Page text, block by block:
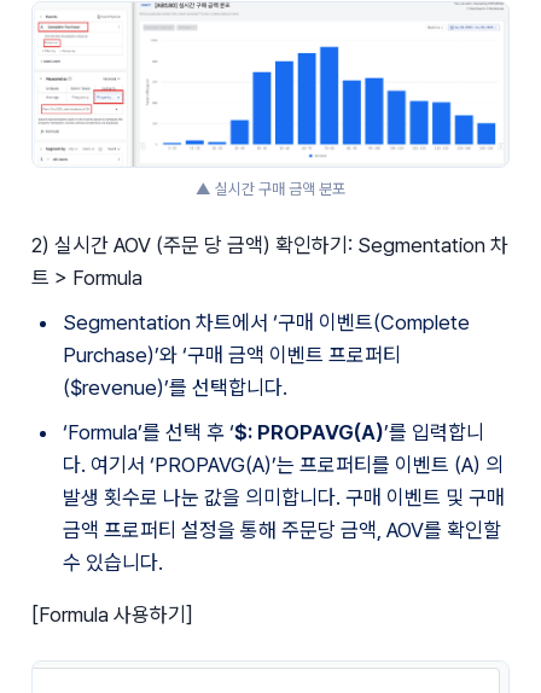
▲ 실시간 구매 금액 분포
2) 실시간 AOV (주문 당 금액) 확인하기: Segmentation 차
트 > Formula
Segmentation 차트에서 ‘구매 이벤트(Complete
Purchase)’와 ‘구매 금액 이벤트 프로퍼티
($revenue)’를 선택합니다.
‘Formula’를 선택 후 ‘$: PROPAVG(A)’를 입력합니
다. 여기서 ‘PROPAVG(A)’는 프로퍼티를 이벤트 (A) 의
발생 횟수로 나눈 값을 의미합니다. 구매 이벤트 및 구매
금액 프로퍼티 설정을 통해 주문당 금액, AOV를 확인할
수 있습니다.
[Formula 사용하기]